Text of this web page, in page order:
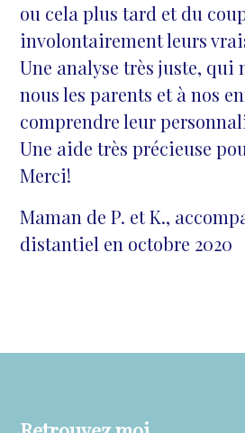
ou cela plus tard et du
involontairement leurs
Une analyse très juste, qui
nous les parents et à nos
comprendre leur
Une aide très précieuse
Merci!
Maman de P. et K.,
distantiel en octobre 2020